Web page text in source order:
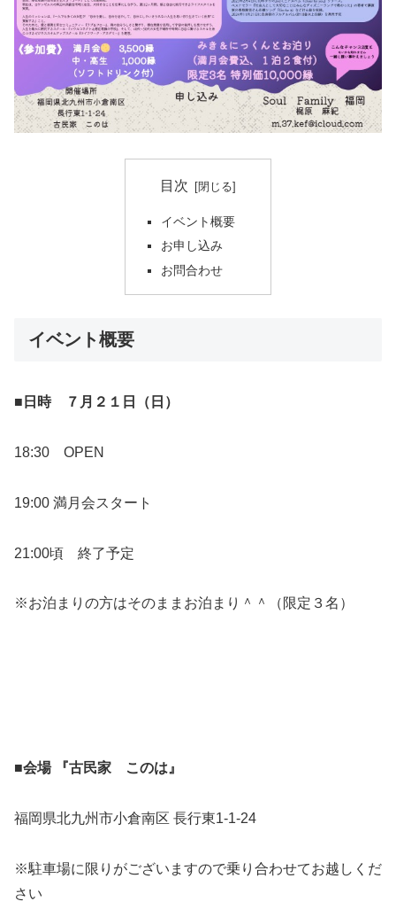
目次
イベント概要
お申し込み
お問合わせ
イベント概要
■日時 ７月２１日（日）
18:30 OPEN
19:00 満月会スタート
21:00頃 終了予定
※お泊まりの方はそのままお泊まり＾＾（限定３名）
■会場 『古民家 このは』
福岡県北九州市小倉南区 ⻑行東1-1-24
※駐車場に限りがございますので乗り合わせてお越しくだ
さい